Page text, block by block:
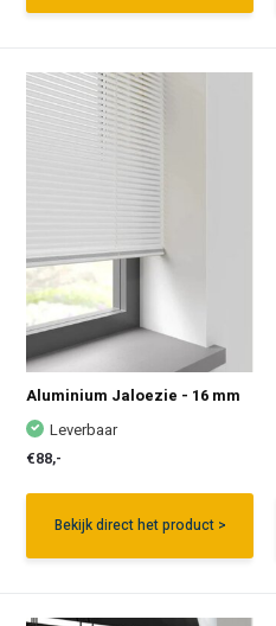
Aluminium Jaloezie - 16 mm
Leverbaar
€88,-
Bekijk direct het product >